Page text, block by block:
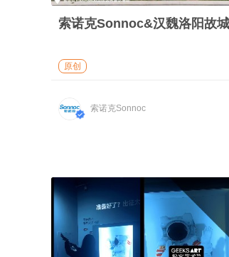
索诺克Sonnoc&汉魏洛阳故
原创
索诺克Sonnoc